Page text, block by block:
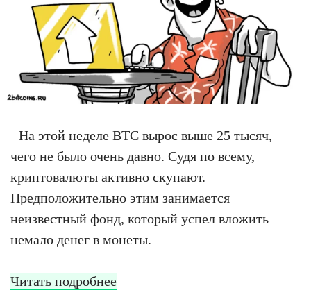
На этой неделе BTC вырос выше 25 тысяч,
чего не было очень давно. Судя по всему,
криптовалюты активно скупают.
Предположительно этим занимается
неизвестный фонд, который успел вложить
немало денег в монеты.
Читать подробнее